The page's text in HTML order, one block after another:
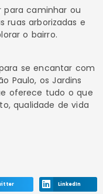
para caminhar ou
ruas arborizadas e
o bairro.
se encantar com
Paulo, os Jardins
oferece tudo o que
qualidade de vida
LinkedIn